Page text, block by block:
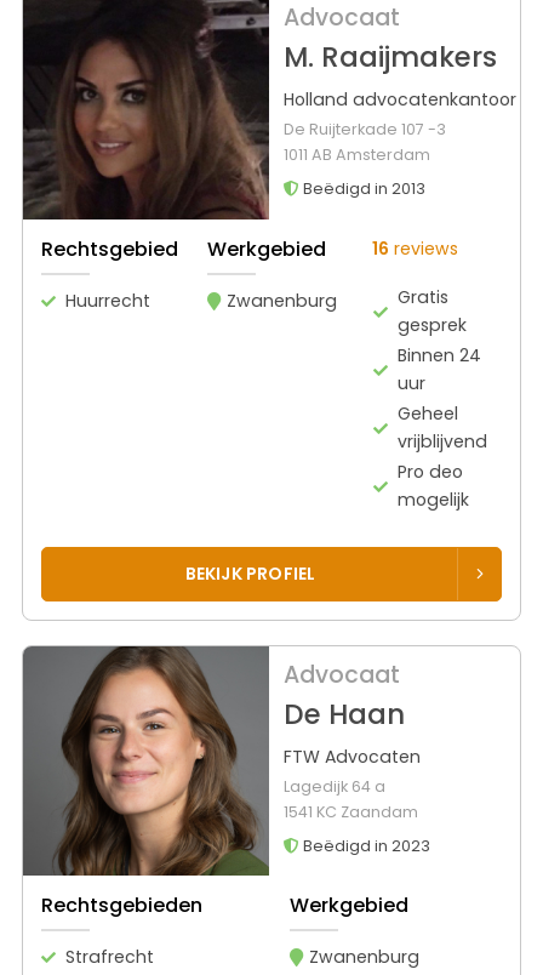
Advocaat
M. Raaijmakers
Holland advocatenkantoor
De Ruijterkade 107 -3
1011 AB Amsterdam
Beëdigd in 2013
Rechtsgebied
Huurrecht
Werkgebied
Zwanenburg
16 reviews
Gratis
gesprek
Binnen 24
uur
Geheel
vrijblijvend
Pro deo
mogelijk
BEKIJK PROFIEL
Advocaat
De Haan
FTW Advocaten
Lagedijk 64 a
1541 KC Zaandam
Beëdigd in 2023
Rechtsgebieden
Strafrecht
Werkgebied
Zwanenburg